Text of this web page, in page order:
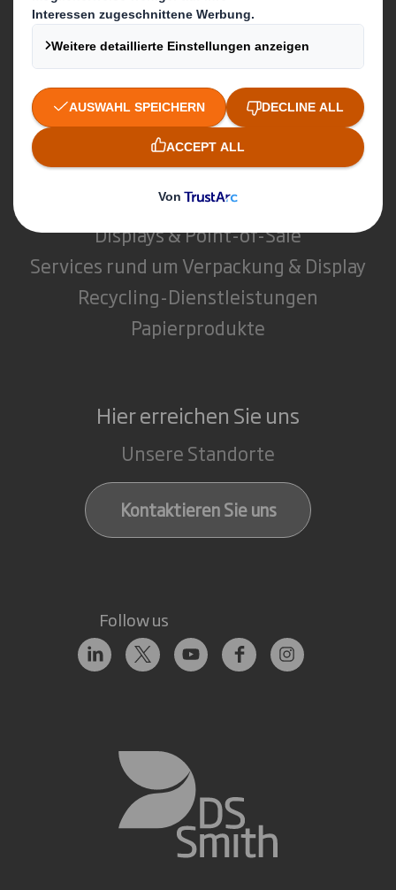
Unser Unternehmenszweck
Media
Karriere & Jobs
Was wir tun
Verpackungen
Displays & Point-of-Sale
Services rund um Verpackung & Display
Recycling-Dienstleistungen
Papierprodukte
Hier erreichen Sie uns
Unsere Standorte
Kontaktieren Sie uns
Follow us